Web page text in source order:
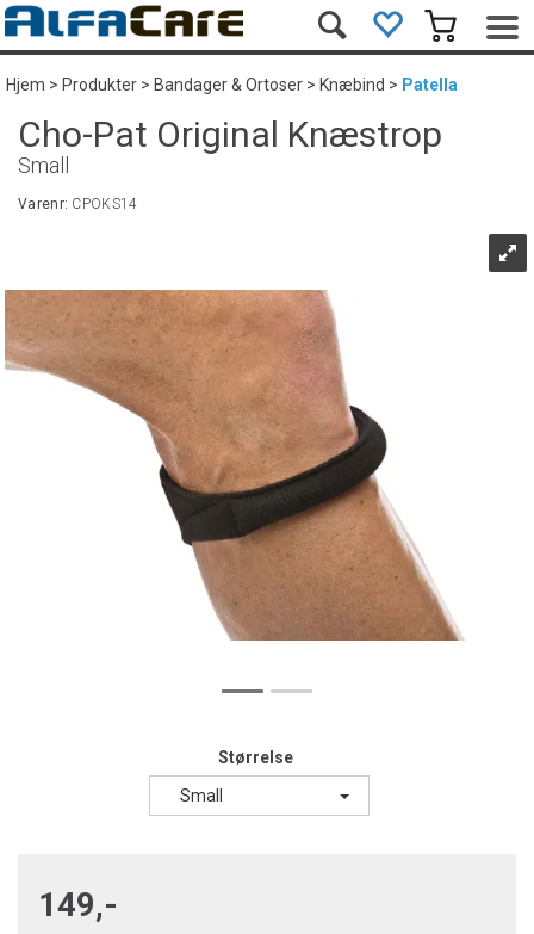
Hjem>Produkter>Bandager & Ortoser>Knæbind> Patella
Cho-Pat Original Knæstrop
Small
Varenr: CPOKS14
Størrelse
Small
149,-